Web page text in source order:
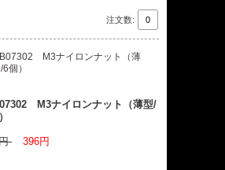
注文数:
M3ナイロンナット（薄型/
396円